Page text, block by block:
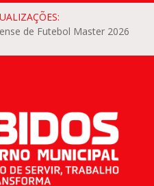
de Futebol Master 2026